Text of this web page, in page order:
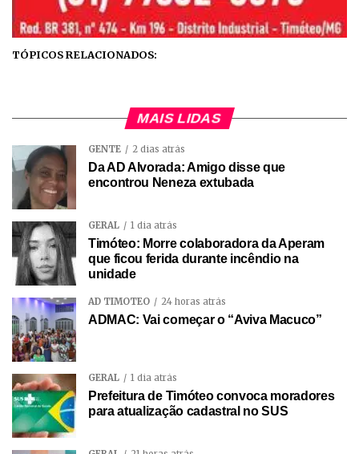
TÓPICOS RELACIONADOS:
MAIS LIDAS
GENTE 2 dias atrás
Da AD Alvorada: Amigo disse que
encontrou Neneza extubada
GERAL 1 dia atrás
Timóteo: Morre colaboradora da Aperam
que ficou ferida durante incêndio na
unidade
AD TIMÓTEO 24 horas atrás
ADMAC: Vai começar o “Aviva Macuco”
GERAL 1 dia atrás
Prefeitura de Timóteo convoca moradores
para atualização cadastral no SUS